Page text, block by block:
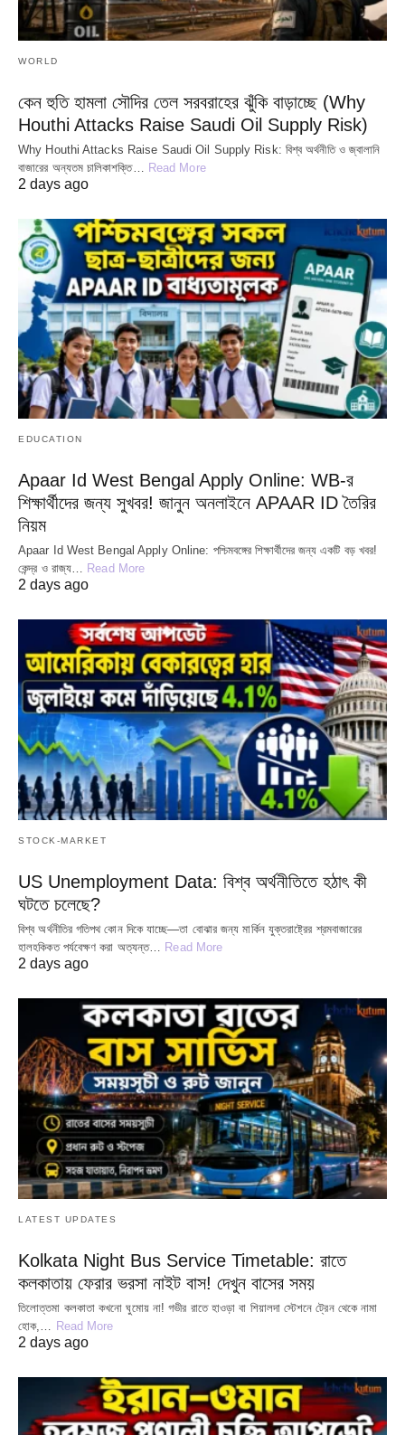
WORLD
কেন হুতি হামলা সৌদির তেল সরবরাহের ঝুঁকি বাড়াচ্ছে (Why
Houthi Attacks Raise Saudi Oil Supply Risk)
Why Houthi Attacks Raise Saudi Oil Supply Risk: বিশ্ব অর্থনীতি ও জ্বালানি
বাজারের অন্যতম চালিকাশক্তি… Read More
2 days ago
EDUCATION
Apaar Id West Bengal Apply Online: WB-র
শিক্ষার্থীদের জন্য সুখবর! জানুন অনলাইনে APAAR ID তৈরির
নিয়ম
Apaar Id West Bengal Apply Online: পশ্চিমবঙ্গের শিক্ষার্থীদের জন্য একটি বড় খবর!
কেন্দ্র ও রাজ্য… Read More
2 days ago
STOCK-MARKET
US Unemployment Data: বিশ্ব অর্থনীতিতে হঠাৎ কী
ঘটতে চলেছে?
বিশ্ব অর্থনীতির গতিপথ কোন দিকে যাচ্ছে—তা বোঝার জন্য মার্কিন যুক্তরাষ্ট্রের শ্রমবাজারের
হালহকিকত পর্যবেক্ষণ করা অত্যন্ত…
Read More
2 days ago
LATEST UPDATES
Kolkata Night Bus Service Timetable: রাতে
কলকাতায় ফেরার ভরসা নাইট বাস! দেখুন বাসের সময়
তিলোত্তমা কলকাতা কখনো ঘুমোয় না! গভীর রাতে হাওড়া বা শিয়ালদা স্টেশনে ট্রেন থেকে নামা
হোক,… Read More
2 days ago